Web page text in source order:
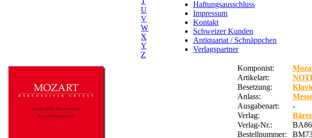
U
V
W
X
Y
Z
Haftungsausschluss
Impressum
Kontakt
Schweizer Kunden
Antiquariat / Schnäppchen
Verlagspartner
Komponist:
Artikelart:
Besetzung:
Anlass:
Ausgabenart:
-
Verlag:
Verlag-Nr.:
Bestellnummer: